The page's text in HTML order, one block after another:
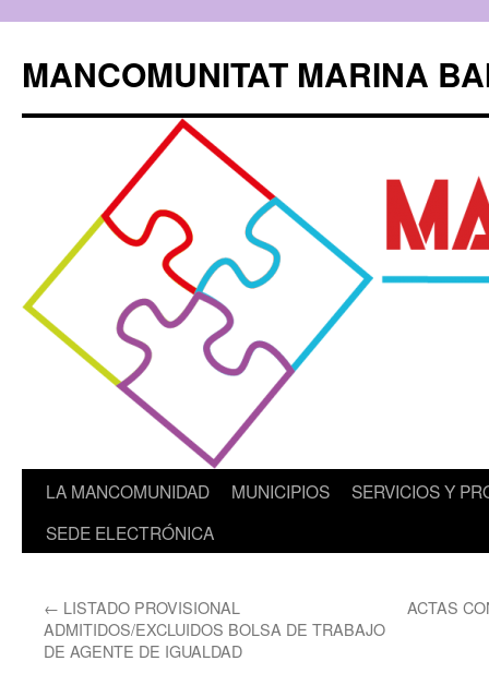
contenido
MANCOMUNITAT MARINA
LA MANCOMUNIDAD MUNICIPIOS
SERVICIOS Y
SEDE ELECTRÓNICA
← LISTADO PROVISIONAL
ADMITIDOS/EXCLUIDOS BOLSA DE TRABAJO
DE AGENTE DE IGUALDAD
ACTAS